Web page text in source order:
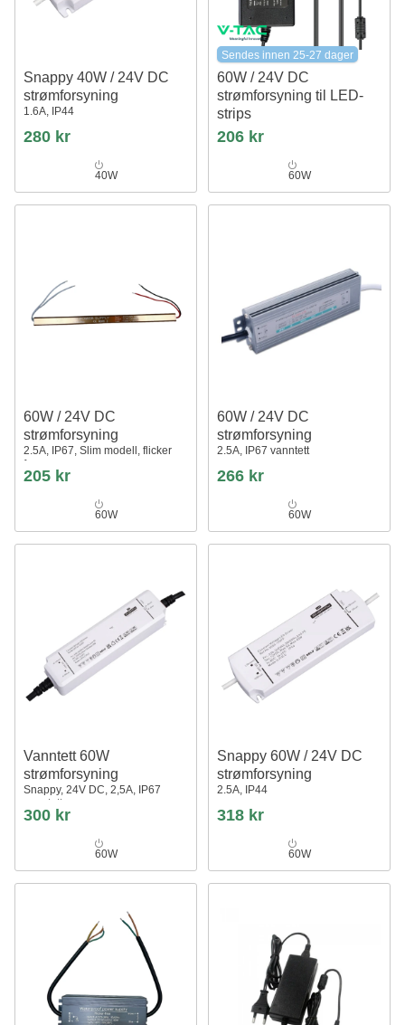
Snappy 40W / 24V DC
strømforsyning
1.6A, IP44
280 kr
40W
Sendes innen 25-27 dager
60W / 24V DC
strømforsyning til LED-
strips
2.5A, IP44 våtrom
206 kr
60W
60W / 24V DC
strømforsyning
2.5A, IP67, Slim modell, flicker
free
205 kr
60W
60W / 24V DC
strømforsyning
2.5A, IP67 vanntett
266 kr
60W
Vanntett 60W
strømforsyning
Snappy, 24V DC, 2,5A, IP67
vanntett
300 kr
60W
Snappy 60W / 24V DC
strømforsyning
2.5A, IP44
318 kr
60W